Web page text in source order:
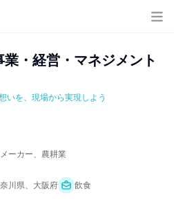
・経営・マネジメント
いを、現場から実現しよう
ーカー、農耕業
川県、大阪府
飲食